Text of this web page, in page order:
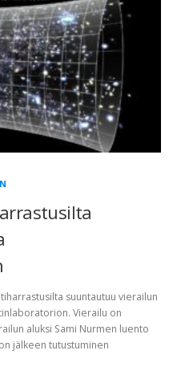
suuntautuu vierailun
Vierailu on
aluksi Sami Nurmen luento
jälkeen tutustuminen